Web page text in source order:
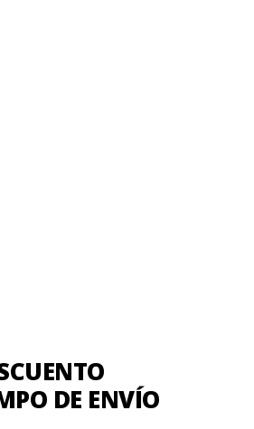
2 de 5 estrellas
4 de 5 estrellas
DE ENVÍO